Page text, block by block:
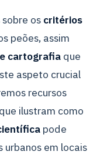
os critérios
peões, assim
cartografia que
aspeto crucial
recursos
ilustram como
pode
urbanos em locais